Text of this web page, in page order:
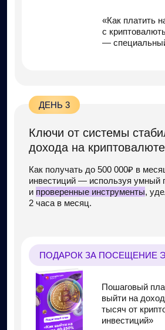
ПОДАРКИ ДЛЯ ФИНАЛИСТОВ:
10 инструментов
крипто-инвестора
покупке и продаже
криптовалюты
0₽
1990₽